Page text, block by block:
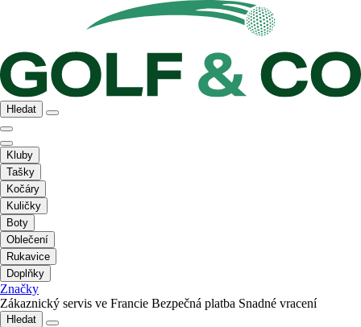
Hledat
Kluby
Tašky
Kočáry
Kuličky
Boty
Oblečení
Rukavice
Doplňky
Značky
Zákaznický servis ve Francie Bezpečná platba Snadné vracení
Hledat